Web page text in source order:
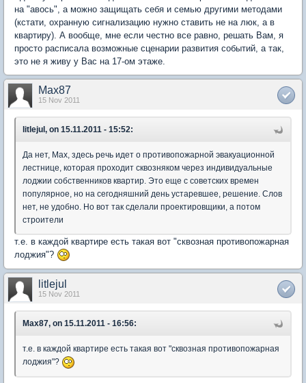
на "авось", а можно защищать себя и семью другими методами
(кстати, охранную сигнализацию нужно ставить не на люк, а в
квартиру). А вообще, мне если честно все равно, решать Вам, я
просто расписала возможные сценарии развития событий, а так,
это не я живу у Вас на 17-ом этаже.
Max87
15 Nov 2011
litlejul, on 15.11.2011 - 15:52:
Да нет, Мах, здесь речь идет о противопожарной эвакуационной
лестнице, которая проходит сквозняком через индивидуальные
лоджии собственников квартир. Это еще с советских времен
популярное, но на сегодняшний день устаревшее, решение. Слов
нет, не удобно. Но вот так сделали проектировщики, а потом
строители
т.е. в каждой квартире есть такая вот "сквозная противопожарная
лоджия"?
litlejul
15 Nov 2011
Max87, on 15.11.2011 - 16:56:
т.е. в каждой квартире есть такая вот "сквозная противопожарная
лоджия"?